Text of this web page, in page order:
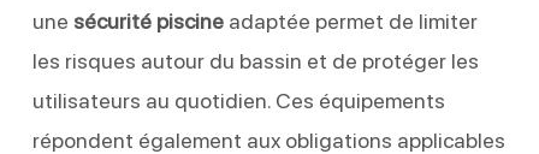
une sécurité piscineadaptée permet de limiter
les risques autour du bassin et de protéger les
utilisateurs au quotidien. Ces équipements
répondent également aux obligations applicables